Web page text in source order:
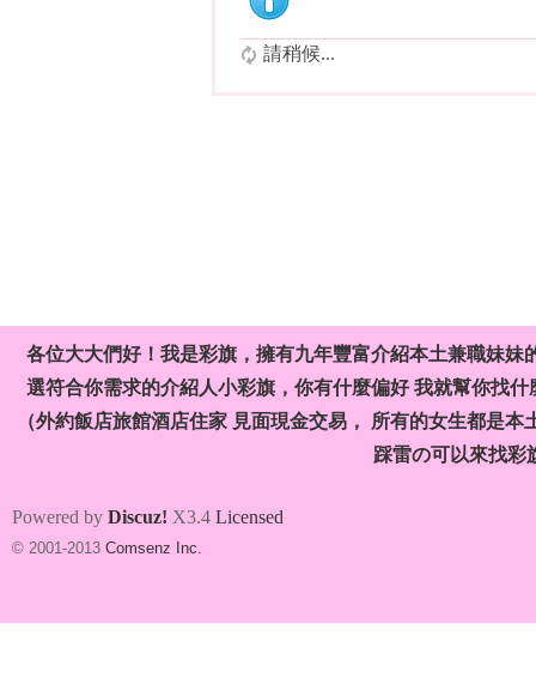
請稍候...
各位大大們好！我是彩旗，擁有九年豐富介紹本土兼職妹
選符合你需求的介紹人小彩旗，你有什麼偏好 我就幫你找
（外約飯店旅館酒店住家 見面現金交易， 所有的女生都是
踩雷の可以來找彩
Powered by Discuz! X3.4 Licensed
© 2001-2013 Comsenz Inc.